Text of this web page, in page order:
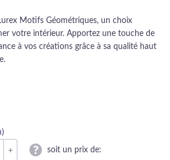
Motifs Géométriques, un choix
votre intérieur. Apportez une touche de
à vos créations grâce à sa qualité haut
soit un prix de: